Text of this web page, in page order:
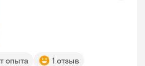
опыта 1 отзыв